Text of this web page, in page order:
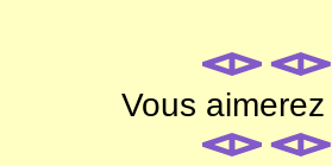
Vous